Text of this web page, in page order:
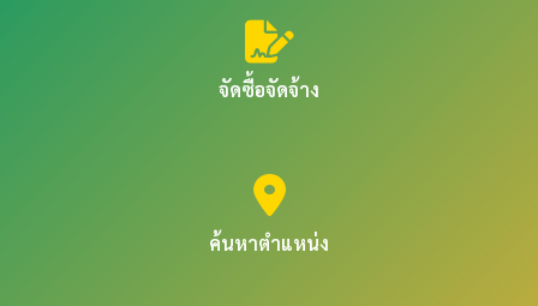
จัดซื้อจัดจ้าง
ค้นหาตำแหน่ง